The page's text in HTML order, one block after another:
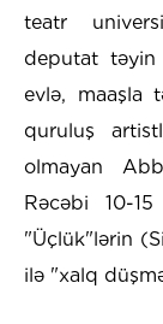
teatr
deputat təyin
evlə, maaşla
quruluş
olmayan
Rəcəbi 10-
"Üçlük"lərin
ilə "xalq